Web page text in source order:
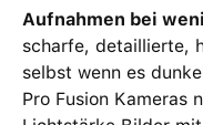
Aufnahmen bei
scharfe, detaillierte,
selbst wenn es
Pro Fusion Kameras